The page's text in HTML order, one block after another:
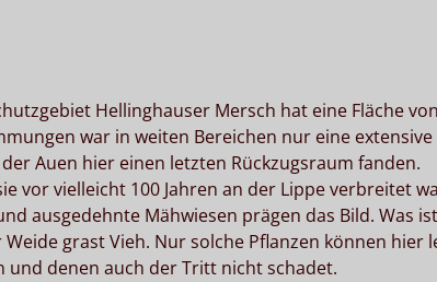
Hellinghauser Mersch hat eine Fläche
war in weiten Bereichen nur eine
Auen hier einen letzten Rückzugsraum fanden.
vor viel­leicht 100 Jahren an der Lippe verbreitet
ausgedehnte Mähwiesen prägen das Bild. Was
grast Vieh. Nur solche Pflanzen können hier
und denen auch der Tritt nicht schadet.